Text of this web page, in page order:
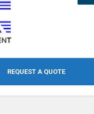
REQUEST A QUOTE